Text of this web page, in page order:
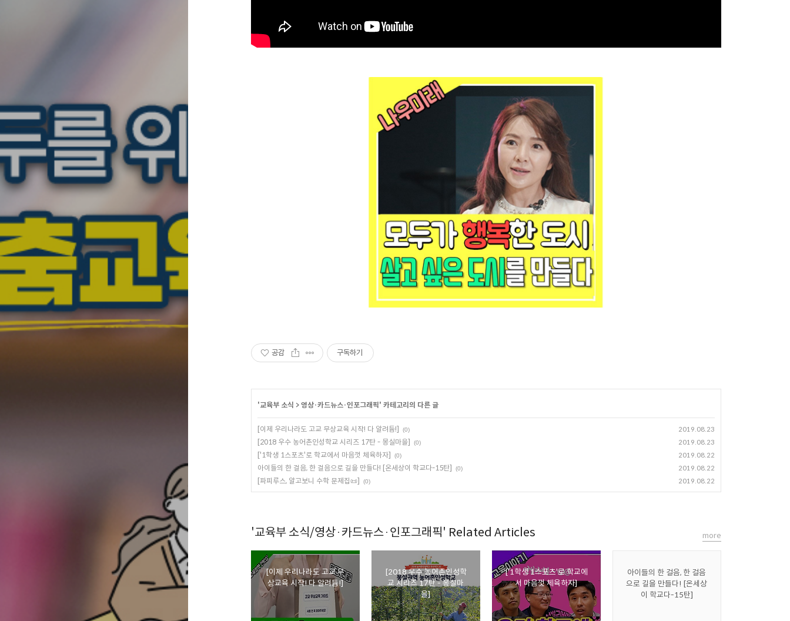
공감 구독하기
'교육부 소식 > 영상·카드뉴스·인포그래픽' 카테고리의 다른 글
[이제 우리나라도 고교 무상교육 시작! 다 알려듐!] (0) 2019.08.23
[2018 우수 농어촌인성학교 시리즈 17탄 - 몽실마을] (0) 2019.08.23
['1학생 1스포츠'로 학교에서 마음껏 체육하자] (0) 2019.08.22
아이들의 한 걸음, 한 걸음으로 길을 만들다! [온세상이 학교다-15탄] (0) 2019.08.22
[파피루스, 알고보니 수학 문제집📜] (0) 2019.08.22
'교육부 소식/영상·카드뉴스·인포그래픽' Related Articles
[이제 우리나라도 고교 무
상교육 시작! 다 알려듐!]
[2018 우수 농어촌인성학
교 시리즈 17탄 - 몽실마
을]
['1학생 1스포츠'로 학교에
서 마음껏 체육하자]
아이들의 한 걸음, 한 걸음
으로 길을 만들다! [온세상
이 학교다-15탄]
more